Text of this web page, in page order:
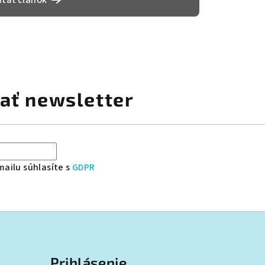
newsletter
súhlasíte s GDPR